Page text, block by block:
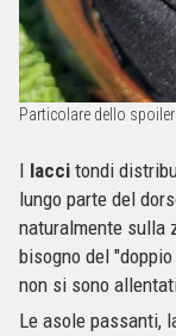
Particolare dello
I lacci tondi
lungo parte del
naturalmente sulla
bisogno del
non si sono
Le asole passanti,